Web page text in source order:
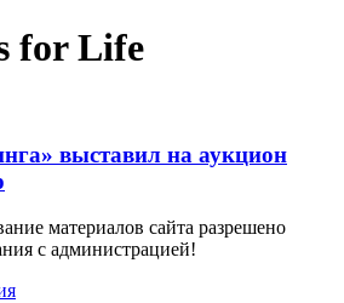
for Life
выставил на аукцион
материалов сайта разрешено
с администрацией!